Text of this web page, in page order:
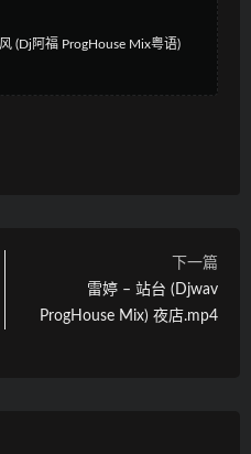
(Dj阿福 ProgHouse Mix粤语)
下一篇
雷婷 – 站台 (Djwav
ProgHouse Mix) 夜店.mp4